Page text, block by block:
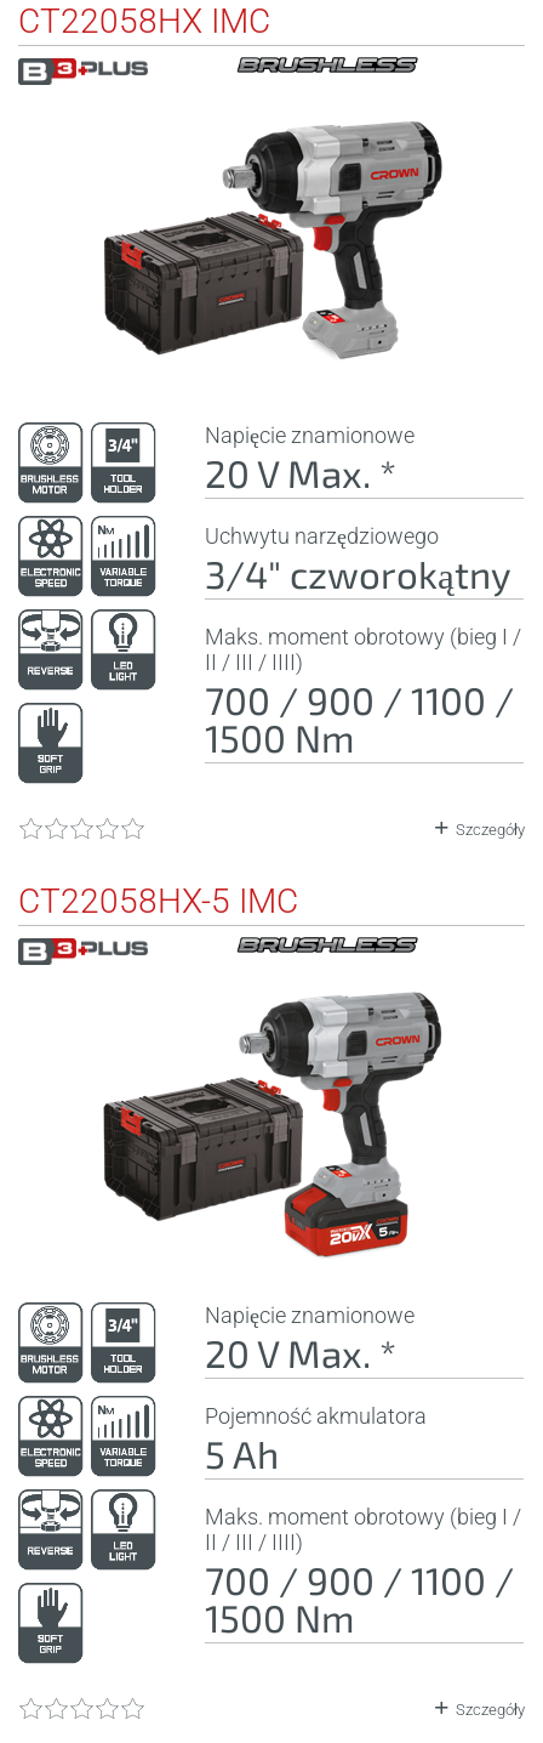
CT22058HX IMC
Napięcie znamionowe
20 V Max. *
Uchwytu narzędziowego
3/4" czworokątny
Maks. moment obrotowy (bieg I /
II / III / IIII)
700 / 900 / 1100 /
1500 Nm
Szczegóły
CT22058HX-5 IMC
Napięcie znamionowe
20 V Max. *
Pojemność akmulatora
5 Ah
Maks. moment obrotowy (bieg I /
II / III / IIII)
700 / 900 / 1100 /
1500 Nm
Szczegóły